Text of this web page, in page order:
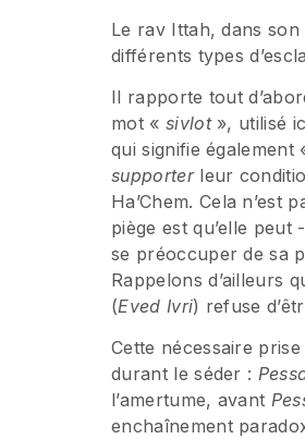
Le rav Ittah, dans son
différents types
Il rapporte tout
mot « sivlot», utilisé
qui signifie
supporterleur
Ha’Chem. Cela
piège est qu’elle
se préoccuper de sa
Rappelons d’ailleurs
(Eved Ivri) refuse
Cette nécessaire
durant le séder :
l’amertume, avant
enchaînement